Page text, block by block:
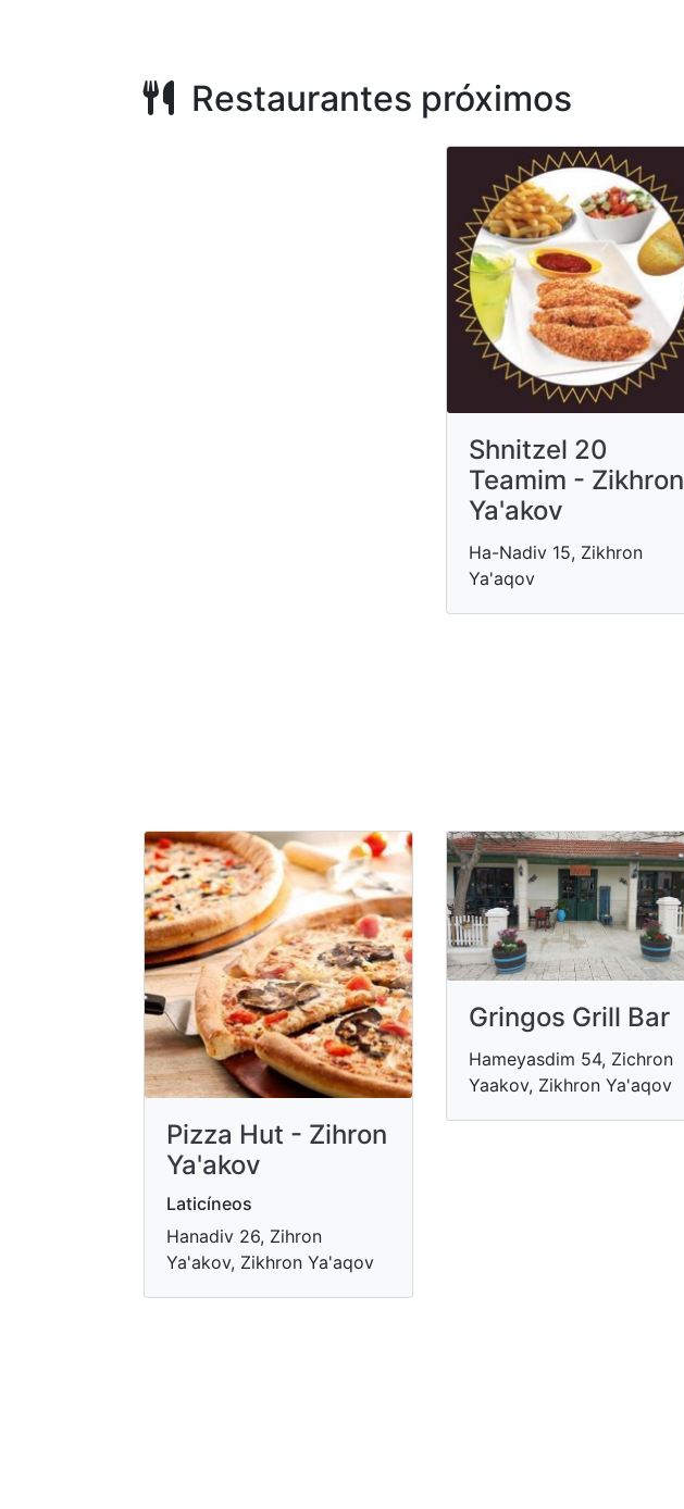
Restaurantes próximos
Shnitzel 20
Teamim - Zikhron
Ya'akov
Ha-Nadiv 15, Zikhron
Ya'aqov
Pizza Hut - Zihron
Ya'akov
Laticíneos
Hanadiv 26, Zihron
Ya'akov, Zikhron Ya'aqov
Gringos Grill Bar
Hameyasdim 54, Zichron
Yaakov, Zikhron Ya'aqov